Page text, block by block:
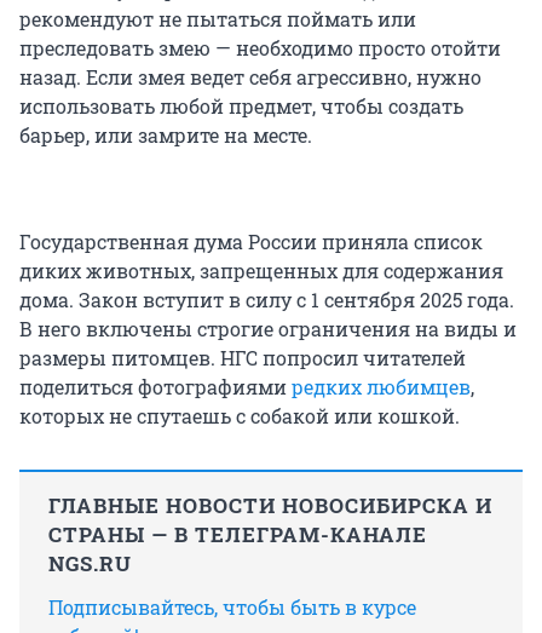
рекомендуют не пытаться поймать или
преследовать змею — необходимо просто отойти
назад. Если змея ведет себя агрессивно, нужно
использовать любой предмет, чтобы создать
барьер, или замрите на месте.
Государственная дума России приняла список
диких животных, запрещенных для содержания
дома. Закон вступит в силу с 1 сентября 2025 года.
В него включены строгие ограничения на виды и
размеры питомцев. НГС попросил читателей
поделиться фотографиямиредких любимцев,
которых не спутаешь с собакой или кошкой.
ГЛАВНЫЕ НОВОСТИ НОВОСИБИРСКА И
СТРАНЫ — В ТЕЛЕГРАМ-КАНАЛЕ
NGS.RU
Подписывайтесь, чтобы быть в курсе